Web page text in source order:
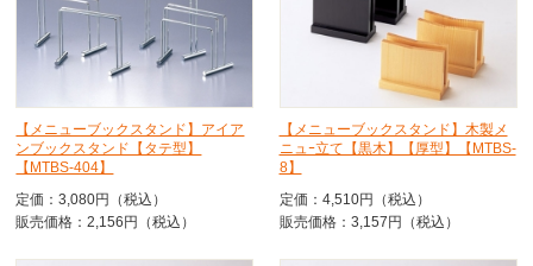
【メニューブックスタンド】アイア
ンブックスタンド【タテ型】
【MTBS-404】
定価：3,080円（税込）
販売価格：2,156円（税込）
【メニューブックスタンド】木製メ
ニュｰ立て【黒木】【厚型】【MTBS-
8】
定価：4,510円（税込）
販売価格：3,157円（税込）